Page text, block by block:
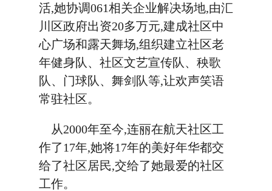
活,她协调061相关企业解决场地,由汇
川区政府出资20多万元,建成社区中
心广场和露天舞场,组织建立社区老
年健身队、社区文艺宣传队、秧歌
队、门球队、舞剑队等,让欢声笑语
常驻社区。
从2000年至今,连丽在航天社区工
作了17年,她将17年的美好年华都交
给了社区居民,交给了她最爱的社区
工作。